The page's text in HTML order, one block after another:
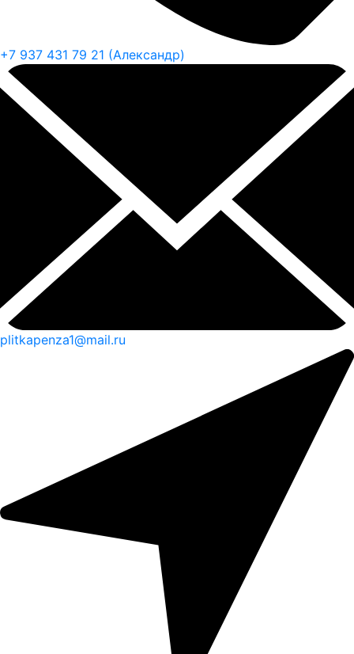
+7 937 431 79 21 (Александр)
plitkapenza1@mail.ru